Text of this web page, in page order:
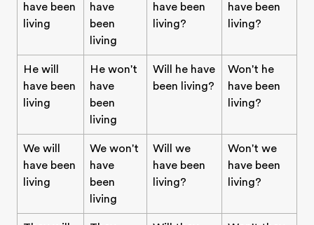
have been
living
have
been
living
have been
living?
have been
living?
He will
have been
living
He won't
have
been
living
Will he have
been living?
Won't he
have been
living?
We will
have been
living
We won't
have
been
living
Will we
have been
living?
Won't we
have been
living?